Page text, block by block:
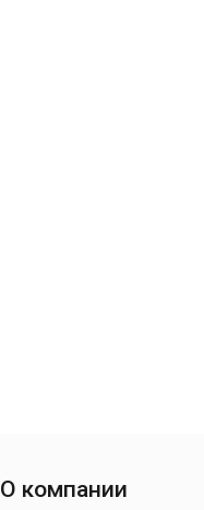
О компании